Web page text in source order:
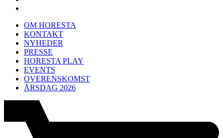
OM HORESTA
KONTAKT
NYHEDER
PRESSE
HORESTA PLAY
EVENTS
OVERENSKOMST
ÅRSDAG 2026